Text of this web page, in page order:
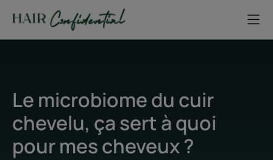
Le microbiome du cuir
chevelu, ça sert à quoi
pour mes cheveux ?